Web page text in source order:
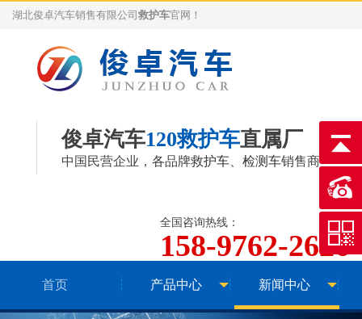
湖北俊卓汽车销售有限公司 救护车官网！
俊卓汽车120救护车直属厂
中国民营企业，各品牌救护车 检测车销售商
全国咨询热线：
158-9762-2626
首页 产品中心 新闻中心